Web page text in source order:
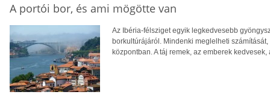
A portói bor, és ami mögötte van
Az Ibéria-félsziget egyik legkedvesebb
borkultúrájáról. Mindenki meglelheti
központban. A táj remek, az emberek